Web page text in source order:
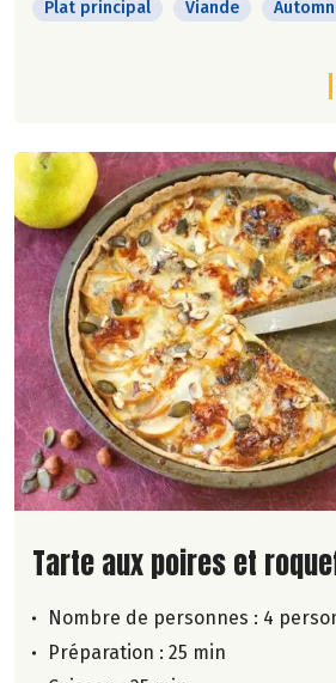
Plat principal Viande
Lire la suite de la recette
Tarte aux poires et
Nombre de personnes : 4
Préparation : 25 min